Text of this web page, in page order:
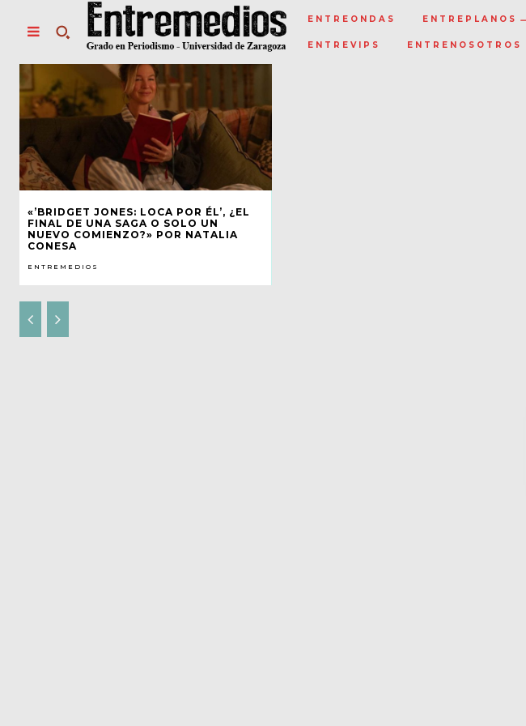
ENTREONDAS ENTREPLANOS
ENTREVIPS ENTRENOSOTROS
«’BRIDGET JONES: LOCA POR ÉL’, ¿EL
FINAL DE UNA SAGA O SOLO UN
NUEVO COMIENZO?» POR NATALIA
CONESA
ENTREMEDIOS